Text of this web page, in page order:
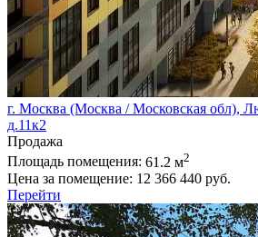
г. Москва (Москва / Московская обл),
д.11к2
Продажа
Площадь помещения: 61.2 м2
Цена за помещение: 12 366 440 руб.
Перейти